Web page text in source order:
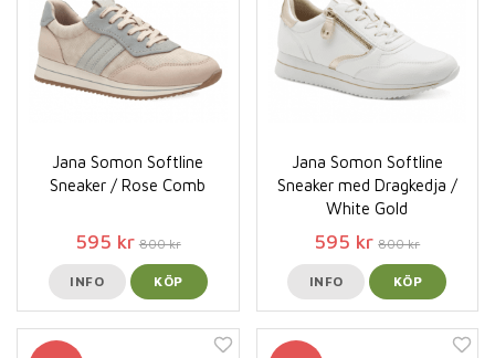
Jana Somon Softline
Sneaker / Rose Comb
595 kr 800 kr
INFO KÖP
Jana Somon Softline
Sneaker med Dragkedja /
White Gold
595 kr 800 kr
INFO KÖP